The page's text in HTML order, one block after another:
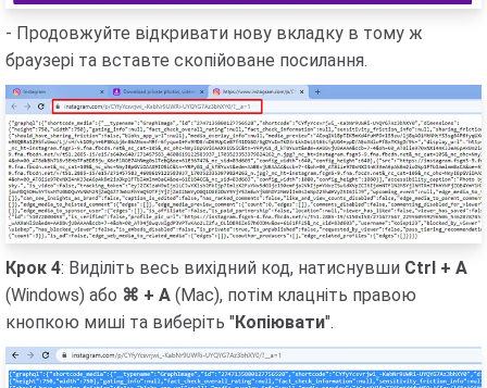
- Продовжуйте відкривати нову вкладку в тому ж
браузері та вставте скопійоване посилання.
Крок 4: Виділіть весь вихідний код, натиснувши Ctrl + A
(Windows) або ⌘ + A (Mac), потім клацніть правою
кнопкою миші та виберіть " Копіювати".